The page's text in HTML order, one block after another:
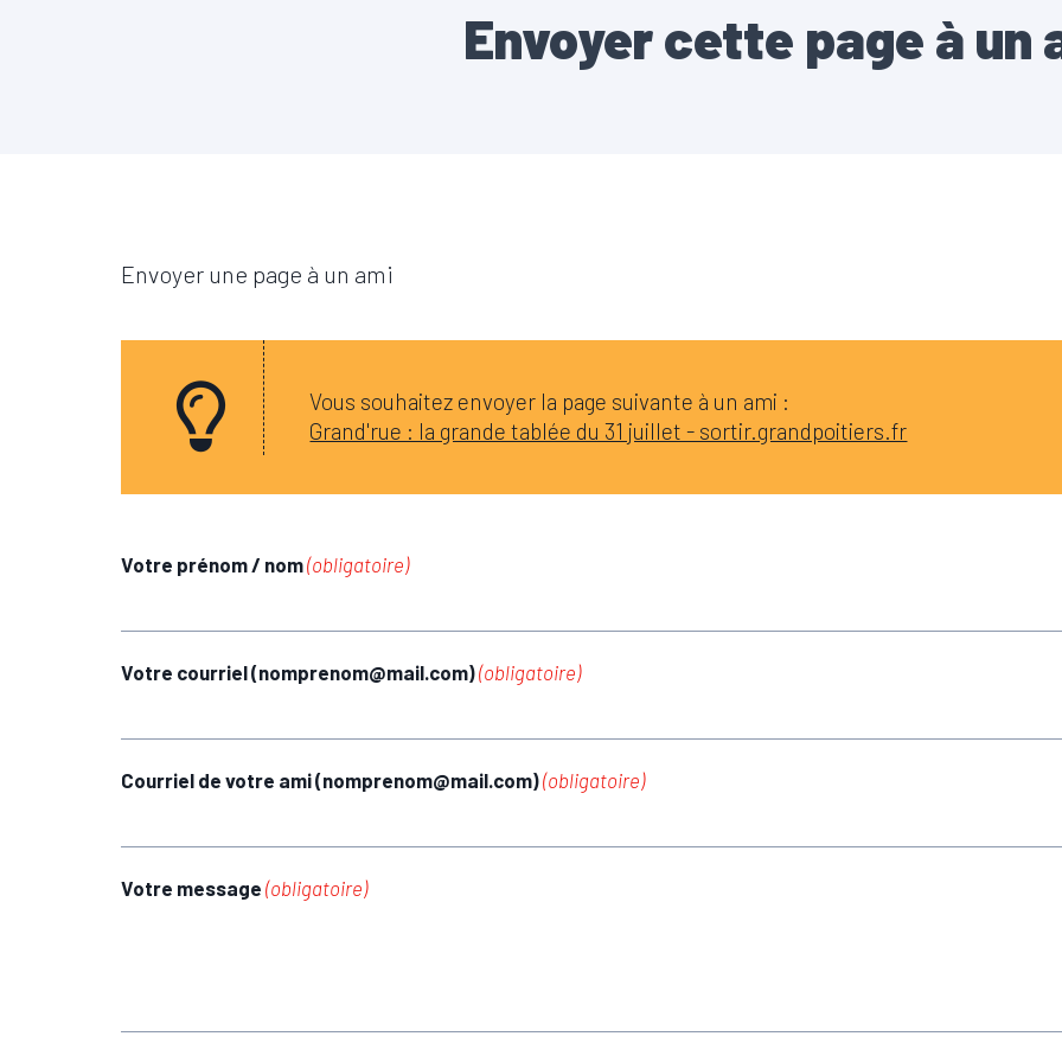
Envoyer cette page à un
Envoyer une page à un ami
Vous souhaitez envoyer la page suivante à un ami :
Grand'rue : la grande tablée du 31 juillet - sortir.grandpoitiers.fr
Votre prénom / nom(obligatoire)
Votre courriel (nomprenom@mail.com)(obligatoire)
Courriel de votre ami (nomprenom@mail.com)(obligatoire)
Votre message (obligatoire)